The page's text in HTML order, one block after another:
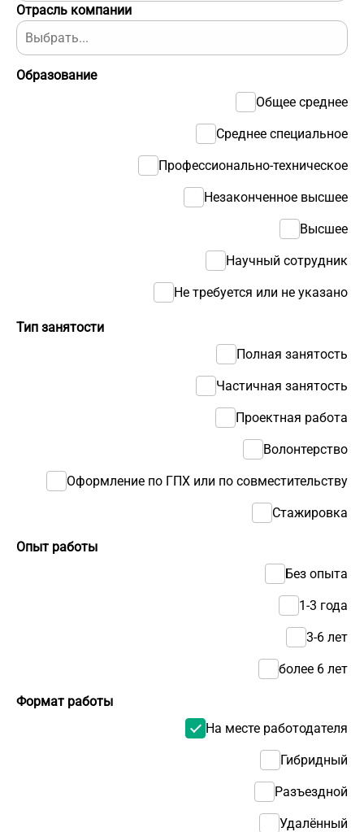
Отрасль компании
Тип занятости
Полная занятость
Частичная занятость
Проектная работа
Волонтерство
Оформление по ГПХ или по совместительству
Стажировка
Образование
Общее среднее
Среднее специальное
Профессионально-техническое
Незаконченное высшее
Высшее
Научный сотрудник
Не требуется или не указано
Опыт работы
Без опыта
1-3 года
3-6 лет
более 6 лет
Формат работы
На месте работодателя
Гибридный
Разъездной
Удалённый